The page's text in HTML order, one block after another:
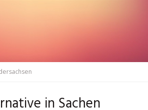
in Sachen